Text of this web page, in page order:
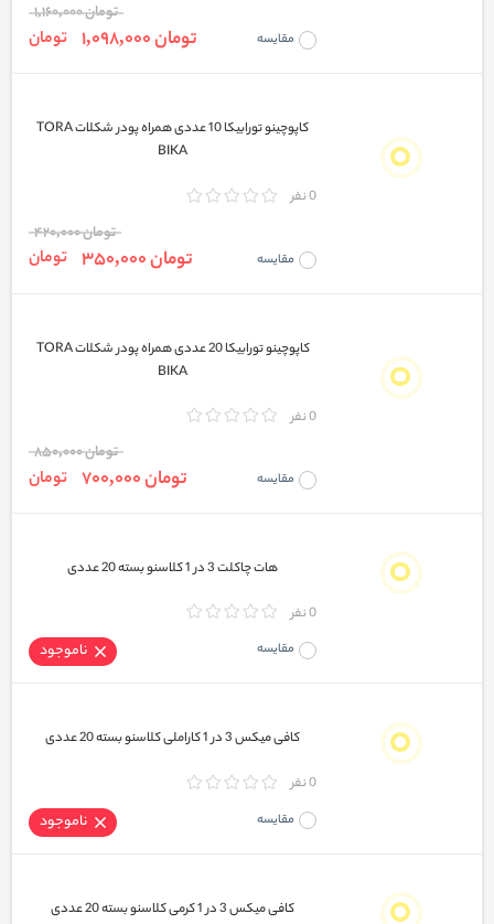
مقایسه
تومان 1,160,000
تومان 1,098,000 تومان
کاپوچینو تورابیکا 10 عددی همراه پودر شکلات TORA
BIKA
0 نفر
مقایسه
تومان 420,000
تومان 350,000 تومان
کاپوچینو تورابیکا 20 عددی همراه پودر شکلات TORA
BIKA
0 نفر
مقایسه
تومان 850,000
تومان 700,000 تومان
هات چاکلت 3 در 1 کلاسنو بسته 20 عددی
0 نفر
مقایسه ناموجود
کافی میکس 3 در 1 کاراملی کلاسنو بسته 20 عددی
0 نفر
مقایسه ناموجود
کافی میکس 3 در 1 کرمی کلاسنو بسته 20 عددی